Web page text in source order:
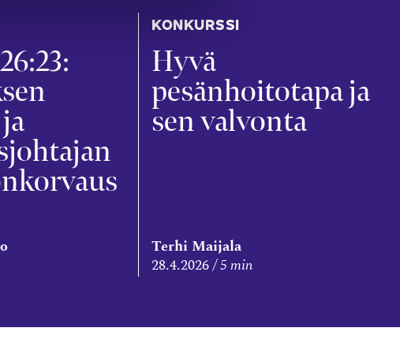
KONKURSSI
Hyvä
pesänhoitotapa ja
sen valvonta
Terhi Maijala
28.4.2026 5 min